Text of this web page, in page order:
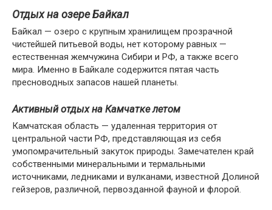
Отдых на озере Байкал
Байкал — озеро с крупным хранилищем прозрачной
чистейшей питьевой воды, нет которому равных —
естественная жемчужина Сибири и РФ, а также всего
мира. Именно в Байкале содержится пятая часть
пресноводных запасов нашей планеты.
Активный отдых на Камчатке летом
Камчатская область — удаленная территория от
центральной части РФ, представляющая из себя
умопомрачительный закуток природы. Замечателен край
собственными минеральными и термальными
источниками, ледниками и вулканами, известной Долиной
гейзеров, различной, первозданной фауной и флорой.